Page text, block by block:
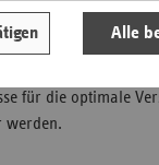
Alle
Vertreter
sichergestellt
für die optimale
werden.